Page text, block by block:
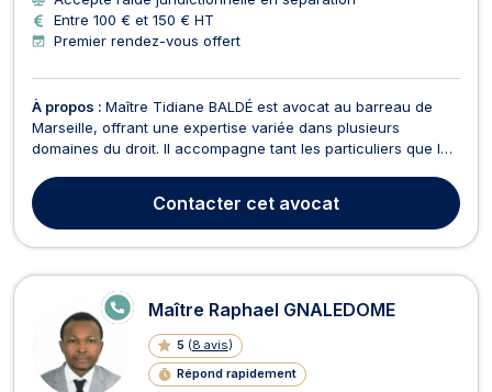
Entre 100 € et 150 € HT
Premier rendez-vous offert
À propos : Maître Tidiane BALDÉ est avocat au barreau de
Marseille, offrant une expertise variée dans plusieurs
domaines du droit. Il accompagne tant les particuliers que les
étrangers, et droit OHADA. Baux commerciaux : Assistance
dans la rédaction et la gestion des baux co...
Contacter cet avocat
Maître Raphael GNALEDOME
5 (8 avis)
Répond rapidement
E
N
E